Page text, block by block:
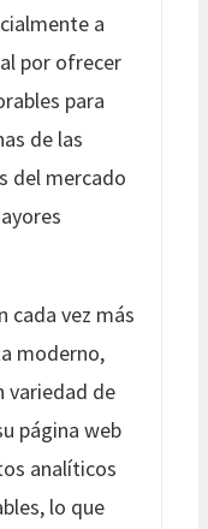
a
por ofrecer
para
de las
del mercado
cada vez más
moderno,
variedad de
página web
analíticos
lo que